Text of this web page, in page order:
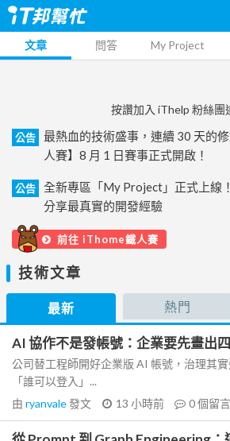
文章 問答 My Project
按讚加入 iThelp 粉絲團
公告
最熱血的技術盛事，連續 30 天的
人賽】8 月 1 日賽事正式開啟！
公告
全新專區「My Project」正式上線
分享最真實的開發經驗
前往 iThome鐵人賽
技術文章
最新 熱門
AI 協作不是發帳號：企業要先畫出
公司替工程師開好企業版 AI 帳號，治理其
「誰可以登入」...
由 ryanvale發文 13 小時前 0個留言